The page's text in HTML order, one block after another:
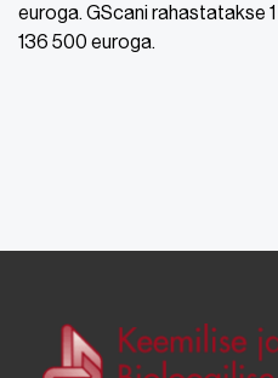
euroga. GScani rahastatakse
136 500 euroga.